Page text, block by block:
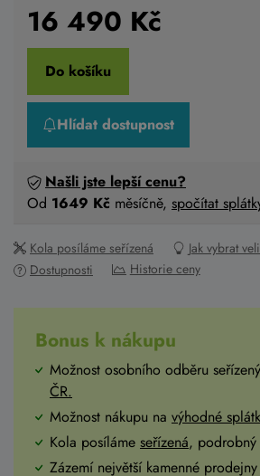
16 490 Kč
Do košíku
Hlídat dostupnost
Našli jste lepší cenu?
Od 1649 Kč měsíčně, spočítat
Kola posíláme seřízená
Jak vybrat
Dostupnosti
Historie ceny
Bonus k nákupu
Možnost osobního odběru
ČR.
Možnost nákupu na výhodné
Kola posíláme seřízená, podrobný
Zázemí největší kamenné